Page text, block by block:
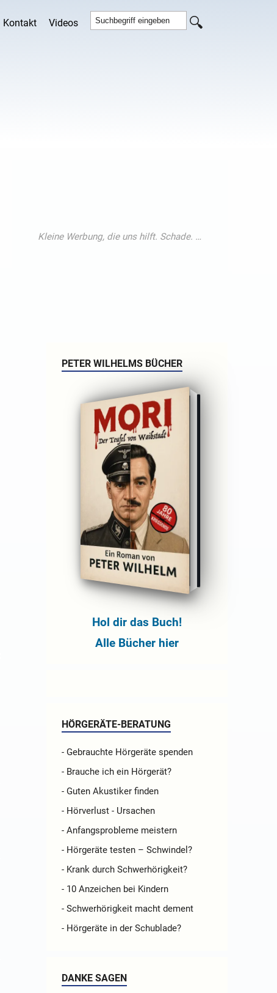
Kontakt Videos
PETER WILHELMS BÜCHER
Hol dir das Buch!
Alle Bücher hier
HÖRGERÄTE-BERATUNG
- Gebrauchte Hörgeräte spenden
- Brauche ich ein Hörgerät?
- Guten Akustiker finden
- Hörverlust - Ursachen
- Anfangsprobleme meistern
- Hörgeräte testen – Schwindel?
- Krank durch Schwerhörigkeit?
- 10 Anzeichen bei Kindern
- Schwerhörigkeit macht dement
- Hörgeräte in der Schublade?
DANKE SAGEN